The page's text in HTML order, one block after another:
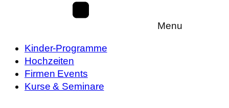
Menu
Kinder-Programme
Hochzeiten
Firmen Events
Kurse & Seminare